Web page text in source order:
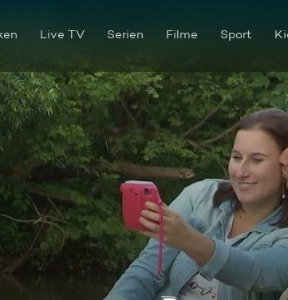
Live TV Serien Filme Sport
Staffel 19